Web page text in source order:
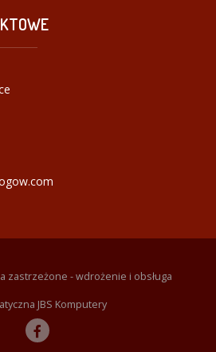
zastrzeżone - wdrożenie i obsługa
JBS Komputery